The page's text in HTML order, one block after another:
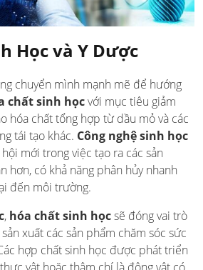
Học và Y Dược
chuyển mình mạnh mẽ để hướng
chất sinh họcvới mục tiêu giảm
hóa chất tổng hợp từ dầu mỏ và các
tái tạo khác. Công nghệ sinh học
mới trong việc tạo ra các sản
hơn, có khả năng phân hủy nhanh
đến môi trường.
, hóa chất sinh họcsẽ đóng vai trò
xuất các sản phẩm chăm sóc sức
hợp chất sinh học được phát triển